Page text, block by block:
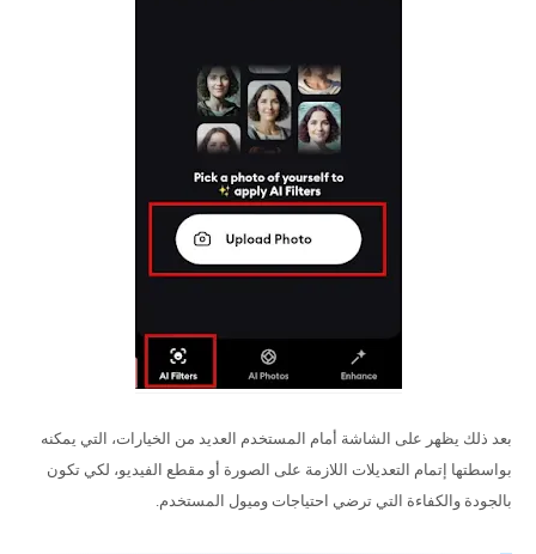
بعد ذلك يظهر على الشاشة أمام المستخدم العديد من الخيارات، التي يمكنه
بواسطتها إتمام التعديلات اللازمة على الصورة أو مقطع الفيديو، لكي تكون
بالجودة والكفاءة التي ترضي احتياجات وميول المستخدم.